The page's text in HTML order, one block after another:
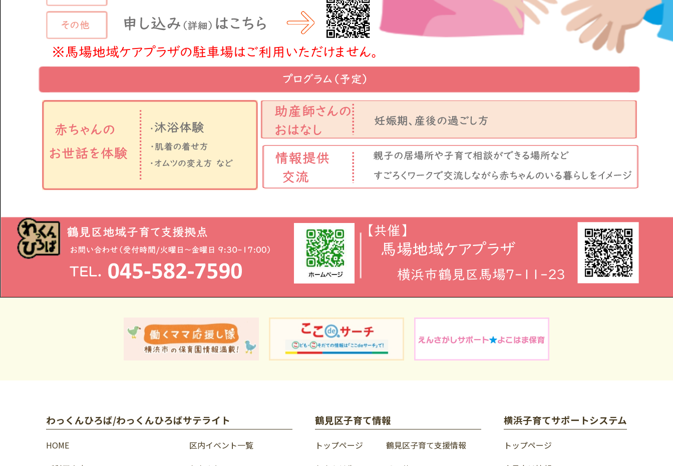
わっくんひろば/わっくんひろばサテライト
HOME
区内イベント一覧
鶴見区子育て情報
トップページ
鶴見区子育て支援情報
横浜子育てサポートシステム
トップページ